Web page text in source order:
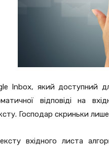
Inbox, який доступний
відповіді на
Господар скриньки
вхідного листа